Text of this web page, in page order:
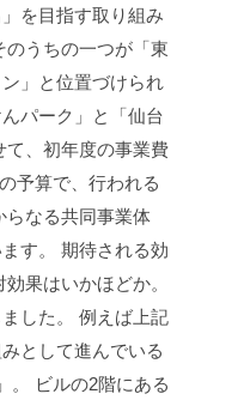
を目指す取り組み
のうちの一つが「東
」と位置づけられ
パーク」と「仙台
て、初年度の事業費
予算で、行われる
らなる共同事業体
す。
期待される効
効果はいかほどか。
した。
例えば上記
として進んでいる
ビルの2階にある